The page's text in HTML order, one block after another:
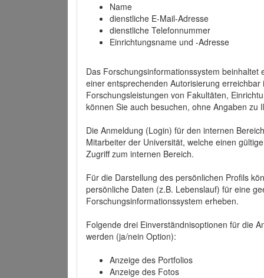
Name
dienstliche E-Mail-Adresse
dienstliche Telefonnummer
Einrichtungsname und -Adresse
Das Forschungsinformationssystem beinhaltet
einer entsprechenden Autorisierung
Forschungsleistungen von Fakultäten,
können Sie auch besuchen, ohne Angaben zu
Die Anmeldung (Login) für den internen
Mitarbeiter der Universität, welche einen
Zugriff zum internen Bereich.
Für die Darstellung des persönlichen Profils
persönliche Daten (z.B. Lebenslauf) für eine
Forschungsinformationssystem erheben.
Folgende drei Einverständnisoptionen für die
werden (ja/nein Option):
Anzeige des Portfolios
Anzeige des Fotos